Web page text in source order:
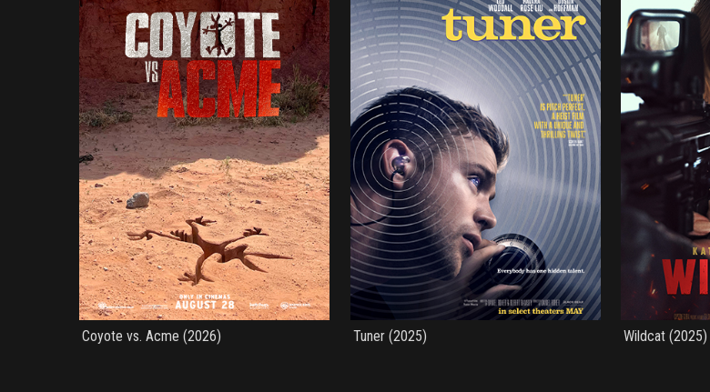
Coyote vs. Acme (2026) Tuner (2025) Wildcat (2025)